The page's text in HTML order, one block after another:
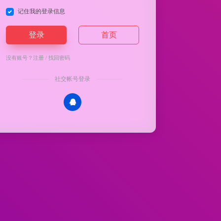
记住我的登录信息
登录 首页
没有账号？ 注册 / 找回密码
社交帐号登录